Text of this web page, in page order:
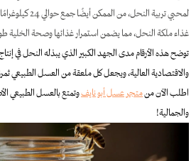
لمحبي تربية
غذاء ملكة النحل، مما يضمن استمرار غذائها وصحة الخلية
توضح هذه الأرقام مدى الجهد الكبير الذي يبذله النحل في
والاقتصادية العالية، ويجعل كل ملعقة من العسل الطبيعي
اطلب الآن منمتجر عسل أبو نايفوتمتع بالعسل الطبيعي
والجمالية!